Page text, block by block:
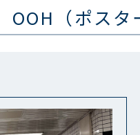
OOH（ポスタ